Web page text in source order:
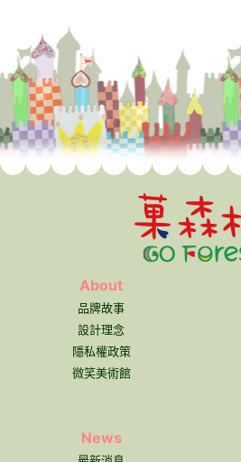
About
品牌故事
設計理念
隱私權政策
微笑美術館
News